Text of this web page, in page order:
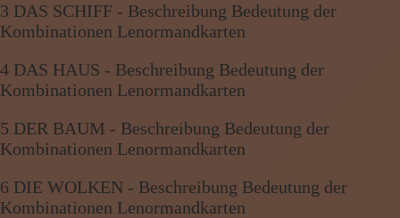
3 DAS SCHIFF - Beschreibung Bedeutung der
Kombinationen Lenormandkarten
4 DAS HAUS - Beschreibung Bedeutung der
Kombinationen Lenormandkarten
5 DER BAUM - Beschreibung Bedeutung der
Kombinationen Lenormandkarten
6 DIE WOLKEN - Beschreibung Bedeutung der
Kombinationen Lenormandkarten